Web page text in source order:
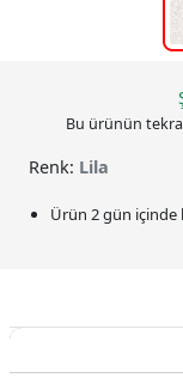
Bu ürünün
Renk: Lila
Ürün 2 gün içinde